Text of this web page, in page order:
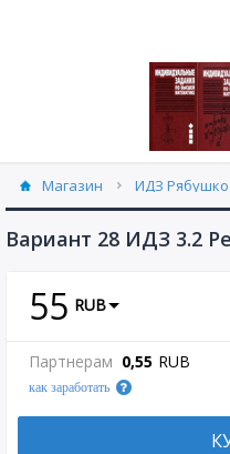
Магазин ИДЗ Рябушко
Вариант 28 ИДЗ 3.2
55 RUB
Партнерам 0,55 RUB
как заработать